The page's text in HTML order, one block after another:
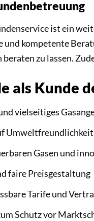
ist ein
und kompetente
beraten zu lassen.
als Kunde
vielseitiges
Gasen und
faire Preisgestaltung
Tarife und
Schutz vor